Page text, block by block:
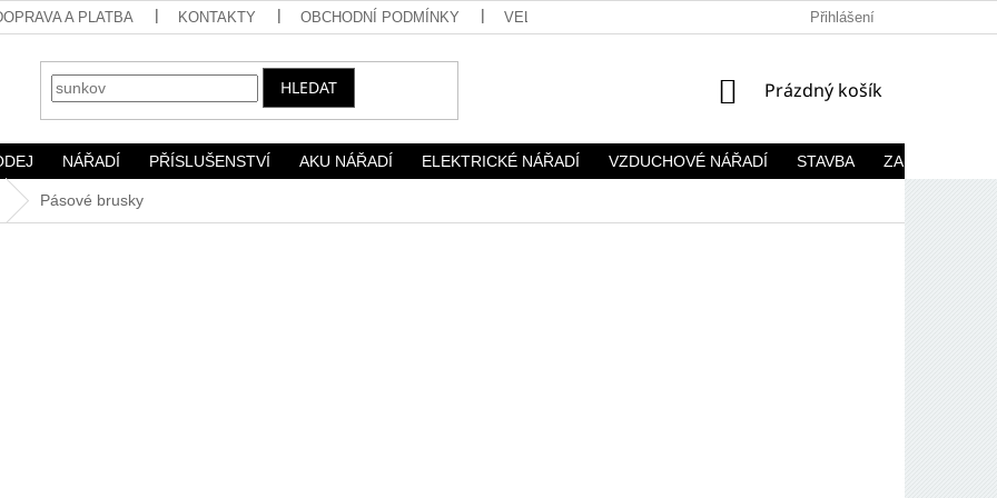
A PLATBA KONTAKTY OBCHODNÍ PODMÍNKY VELKOOBCHOD Přihlášení
HLEDAT
NÁKUPNÍ
Prázdný košík
NÁŘADÍ PŘÍSLUŠENSTVÍ AKU NÁŘADÍ ELEKTRICKÉ NÁŘADÍ VZDUCHOVÉ NÁŘADÍ STAVBA ZAHRADA
Pásové brusky